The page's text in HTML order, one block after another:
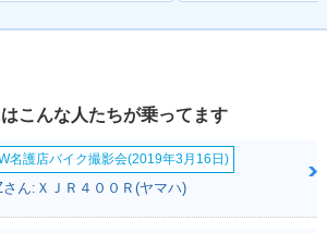
こんな人たちが乗ってます
名護店バイク撮影会(2019年3月16日)
さん:ＸＪＲ４００Ｒ(ヤマハ)